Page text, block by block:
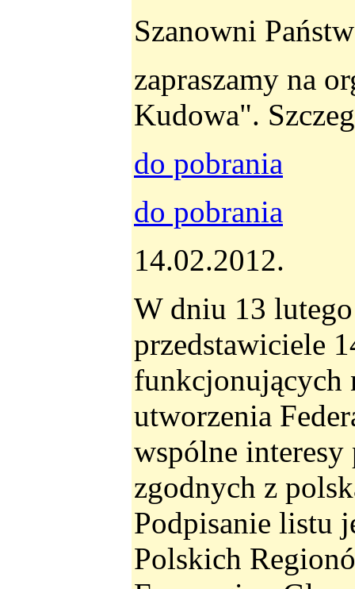
Szanowni
zapraszamy na
Kudowa".
do pobrania
do pobrania
14.02.2012.
W dniu 13
przedstawiciele
funkcjonujących
utworzenia
wspólne interesy
zgodnych z
Podpisanie listu
Polskich